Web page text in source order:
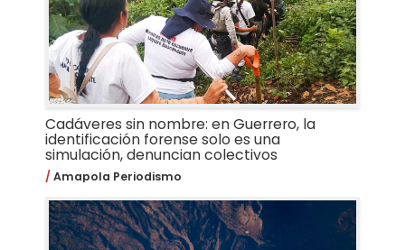
Cadáveres sin nombre: en Guerrero, la
identificación forense solo es una
simulación, denuncian colectivos
Amapola Periodismo